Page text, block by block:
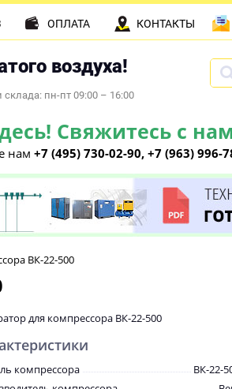
воздуха!
пн-пт 09:00 – 16:00
Свяжитесь с
нам +7 (495) 730-02-90, +7 (963) 996-
ОПЛАТА КОНТАКТЫ
ВК-22-500
для компрессора ВК-22-500
компрессора
ВК-22-